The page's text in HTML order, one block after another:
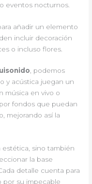
eventos nocturnos.
añadir un elemento
incluir decoración
o incluso flores.
, podemos
y acústica juegan un
música en vivo o
fondos que puedan
mejorando así la
sino también
la base
detalle cuenta para
por su impecable